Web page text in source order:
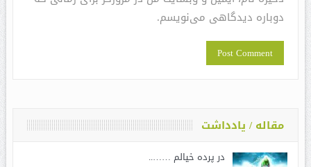
دوباره دیدگاهی می‌نویسم.
مقاله / یادداشت
در پرده خیالم ……..